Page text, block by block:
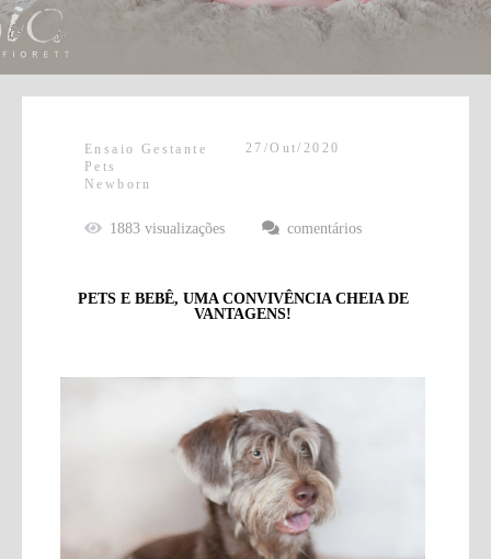
Ensaio Gestante
Pets
Newborn
27/Out/2020
PETS E BEBÊ, UMA CONVIVÊNCIA CHEIA DE
VANTAGENS!
1883visualizações comentários